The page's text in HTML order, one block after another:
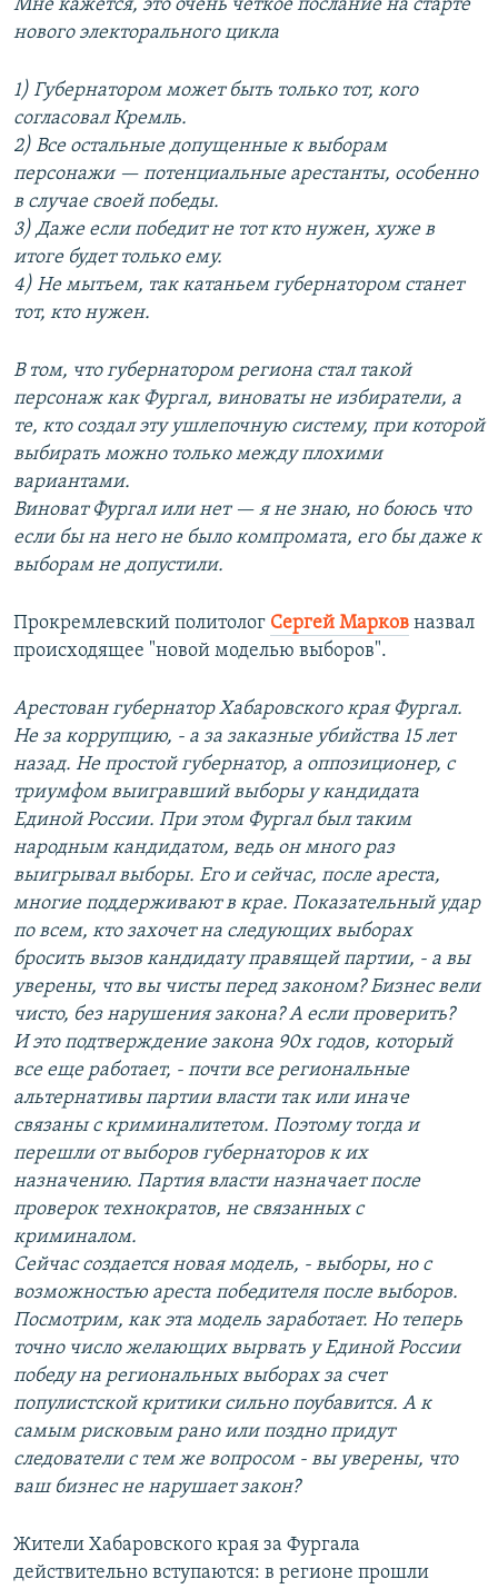
Мне кажется, это очень четкое послание на старте
нового электорального цикла
1) Губернатором может быть только тот, кого
согласовал Кремль.
2) Все остальные допущенные к выборам
персонажи — потенциальные арестанты, особенно
в случае своей победы.
3) Даже если победит не тот кто нужен, хуже в
итоге будет только ему.
4) Не мытьем, так катаньем губернатором станет
тот, кто нужен.
В том, что губернатором региона стал такой
персонаж как Фургал, виноваты не избиратели, а
те, кто создал эту ушлепочную систему, при которой
выбирать можно только между плохими
вариантами.
Виноват Фургал или нет — я не знаю, но боюсь что
если бы на него не было компромата, его бы даже к
выборам не допустили.
Прокремлевский политолог ​ Сергей Марков назвал
происходящее "новой моделью выборов".
Арестован губернатор Хабаровского края Фургал.
Не за коррупцию, - а за заказные убийства 15 лет
назад. Не простой губернатор, а оппозиционер, с
триумфом выигравший выборы у кандидата
Единой России. При этом Фургал был таким
народным кандидатом, ведь он много раз
выигрывал выборы. Его и сейчас, после ареста,
многие поддерживают в крае. Показательный удар
по всем, кто захочет на следующих выборах
бросить вызов кандидату правящей партии, - а вы
уверены, что вы чисты перед законом? Бизнес вели
чисто, без нарушения закона? А если проверить?
И это подтверждение закона 90х годов, который
все еще работает, - почти все региональные
альтернативы партии власти так или иначе
связаны с криминалитетом. Поэтому тогда и
перешли от выборов губернаторов к их
назначению. Партия власти назначает после
проверок технократов, не связанных с
криминалом.
Сейчас создается новая модель, - выборы, но с
возможностью ареста победителя после выборов.
Посмотрим, как эта модель заработает. Но теперь
точно число желающих вырвать у Единой России
победу на региональных выборах за счет
популистской критики сильно поубавится. А к
самым рисковым рано или поздно придут
следователи с тем же вопросом - вы уверены, что
ваш бизнес не нарушает закон?
Жители Хабаровского края за Фургала
действительно вступаются: в регионе прошли